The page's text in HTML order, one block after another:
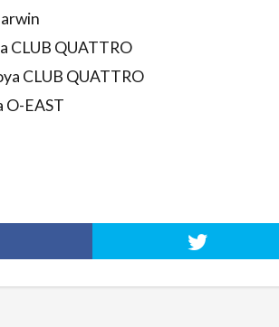
CLUB QUATTRO
CLUB QUATTRO
O-EAST